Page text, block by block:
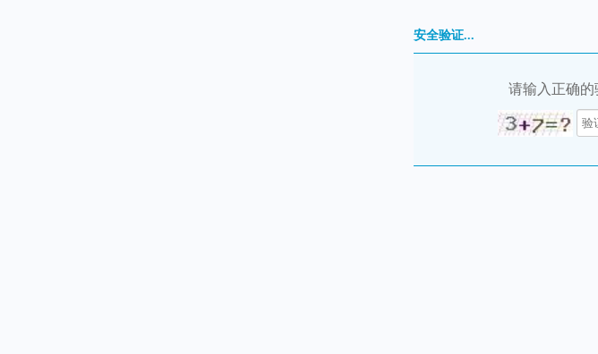
安全验证...
请输入正确的